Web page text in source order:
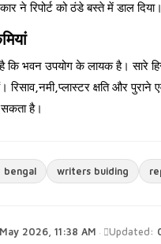
ने रिपोर्ट को ठंडे बस्ते में डाल दिया।
है कि भवन उपयोग के लायक है।
रिसाव,नमी,प्लास्टर क्षति और
है।
bengal writers buiding
2026, 11:38 AM · Updated: